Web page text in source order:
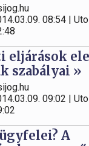
08:54 |
eljárások
szabályai »
09:02 |
A